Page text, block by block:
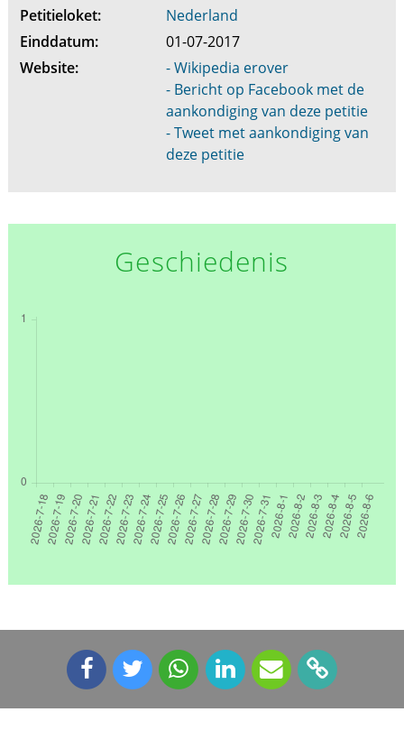
Petitieloket:
Nederland
Einddatum:
01-07-2017
Website:
- Wikipedia erover
- Bericht op Facebook met de
aankondiging van deze petitie
- Tweet met aankondiging van
deze petitie
Geschiedenis